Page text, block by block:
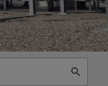
search